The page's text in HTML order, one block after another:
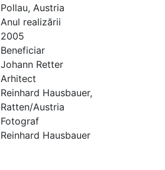
Pollau, Austria
Anul realizării
2005
Beneficiar
Johann Retter
Arhitect
Reinhard Hausbauer,
Ratten/Austria
Fotograf
Reinhard Hausbauer